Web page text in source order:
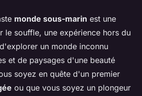
monde sous-marin est une
le souffle, une expérience hors du
un monde inconnu
et de paysages d'une beauté
soyez en quête d'un premier
ou que vous soyez un plongeur